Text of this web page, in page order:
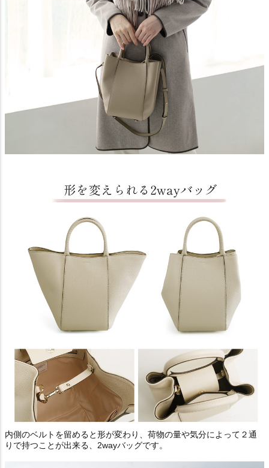
内側のベルトを留めると形が変わり、荷物の量や気分によって２通
りで持つことが出来る、2wayバッグです。